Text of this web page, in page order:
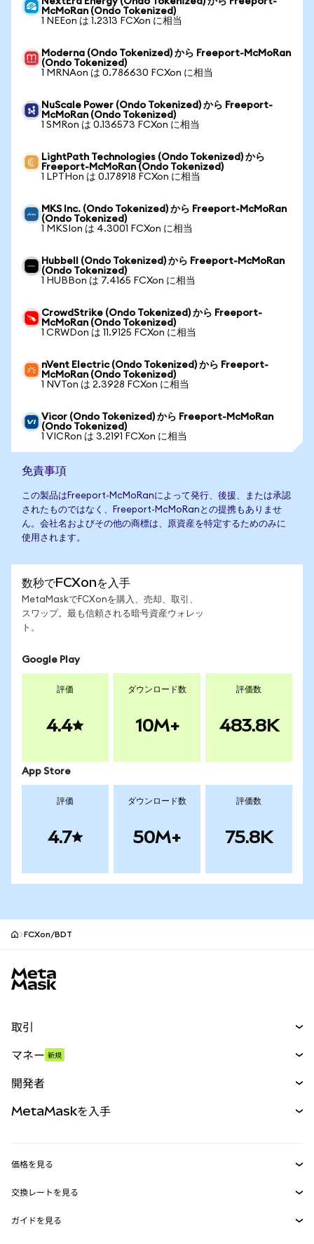
McMoRan (Ondo Tokenized)
1 NEEon は 1.2313 FCXon に相当
Moderna (Ondo Tokenized) から Freeport-McMoRan
(Ondo Tokenized)
1 MRNAon は 0.786630 FCXon に相当
NuScale Power (Ondo Tokenized) から Freeport-
McMoRan (Ondo Tokenized)
1 SMRon は 0.136573 FCXon に相当
LightPath Technologies (Ondo Tokenized) から
Freeport-McMoRan (Ondo Tokenized)
1 LPTHon は 0.178918 FCXon に相当
MKS Inc. (Ondo Tokenized) から Freeport-McMoRan
(Ondo Tokenized)
1 MKSIon は 4.3001 FCXon に相当
Hubbell (Ondo Tokenized) から Freeport-McMoRan
(Ondo Tokenized)
1 HUBBon は 7.4165 FCXon に相当
CrowdStrike (Ondo Tokenized) から Freeport-
McMoRan (Ondo Tokenized)
1 CRWDon は 11.9125 FCXon に相当
nVent Electric (Ondo Tokenized) から Freeport-
McMoRan (Ondo Tokenized)
1 NVTon は 2.3928 FCXon に相当
Vicor (Ondo Tokenized) から Freeport-McMoRan
(Ondo Tokenized)
1 VICRon は 3.2191 FCXon に相当
免責事項
この製品はFreeport-McMoRanによって発行、後援、または承認
されたものではなく、Freeport-McMoRanとの提携もありませ
ん。会社名およびその他の商標は、原資産を特定するためのみに
使用されます。
数秒でFCXonを入手
MetaMaskでFCXonを購入、売却、取引、
スワップ。最も信頼される暗号資産ウォレッ
ト。
Google Play
評価
4.4
ダウンロード数
10M+
評価数
483.8K
App Store
評価
4.7
ダウンロード数
50M+
評価数
75.8K
FCXon/BDT
取引
パーペチュアル
RWA
マネー 新規
開発者
MetaMask Connect
Snaps
MetaMaskを入手
セキュリティ
価格を見る
イーサリアムの価格
Solanaの価格
交換レートを見る
ETH→USD
ガイドを見る